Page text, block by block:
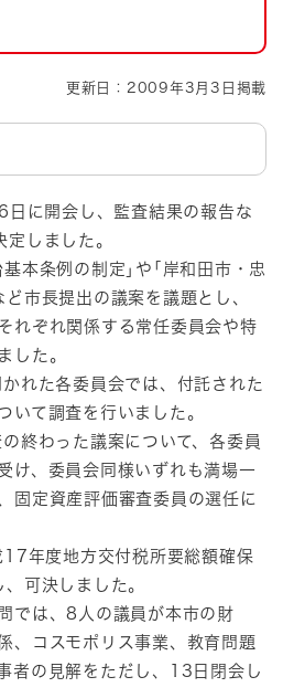
更新日：2009年3月3日掲載
に開会し、監査結果の報告な
しました。
本条例の制定｣や｢岸和田市・忠
市長提出の議案を議題とし、
れぞれ関係する常任委員会や特
した。
れた各委員会では、付託された
いて調査を行いました。
終わった議案について、各委員
け、委員会同様いずれも満場一
固定資産評価審査委員の選任に
年度地方交付税所要総額確保
可決しました。
では、8人の議員が本市の財
、コスモポリス事業、教育問題
者の見解をただし、13日閉会し